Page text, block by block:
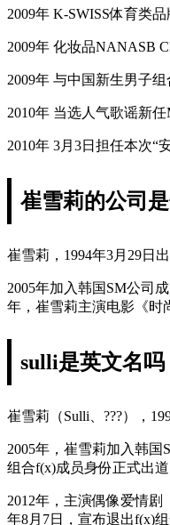
2009年 K-SWISS体育类
2009年 化妆品NANASB
2009年 与中国新生男子
2010年 当选人气歌谣新
2010年 3月3日担任本次“
崔雪莉的公司
崔雪莉，1994年3月29日
2005年加入韩国SM公司
年，崔雪莉主演电影《时
sulli是英文名吗
崔雪莉（Sulli、???），
2005年，崔雪莉加入韩
组合f(x)成员身份正式出道
2012年，主演偶像爱情
年8月7日，宣布退出f(x)